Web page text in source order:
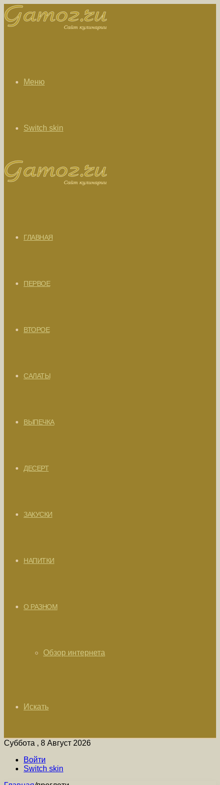
Меню
Switch skin
ГЛАВНАЯ
ПЕРВОЕ
ВТОРОЕ
САЛАТЫ
ВЫПЕЧКА
ДЕСЕРТ
ЗАКУСКИ
НАПИТКИ
О РАЗНОМ
Обзор интернета
Искать
Суббота , 8 Август 2026
Войти
Switch skin